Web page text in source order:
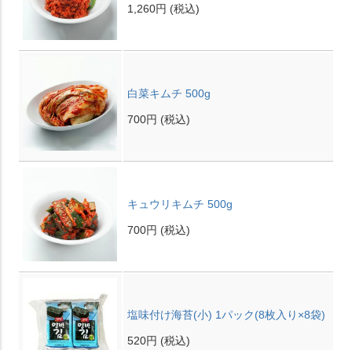
1,260円 (税込)
白菜キムチ 500g
700円 (税込)
キュウリキムチ 500g
700円 (税込)
塩味付け海苔(小) 1パック(8枚入り×8袋)
520円 (税込)